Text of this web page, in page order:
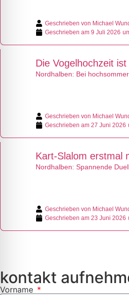
Geschrieben von Michael
Geschrieben am 9 Juli 2026
Die Vogelhochzeit
Nordhalben: Bei
Geschrieben von Michael
Geschrieben am 27 Juni 2026
Kart-Slalom erstmal
Nordhalben: Spannende
Geschrieben von Michael
Geschrieben am 23 Juni 2026
kontakt
Vorname